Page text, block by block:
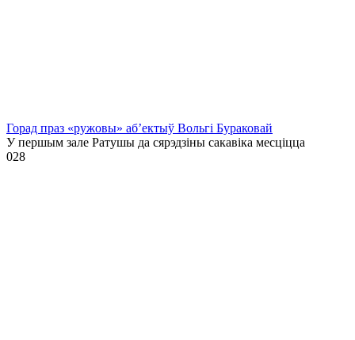
Горад праз «ружовы» аб’ектыў Вольгі Бураковай
У першым зале Ратушы да сярэдзіны сакавіка месціцца
028